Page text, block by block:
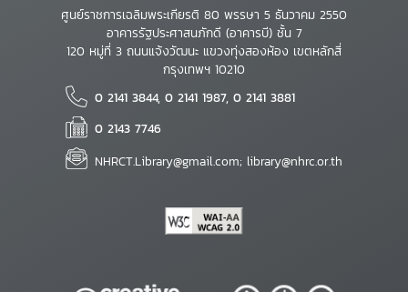
ศูนย์ราชการเฉลิมพระเกียรติ 80 พรรษา 5 ธันวาคม 2550
อาคารรัฐประศาสนภักดี (อาคารบี) ชั้น 7
120 หมู่ที่ 3 ถนนแจ้งวัฒนะ แขวงทุ่งสองห้อง เขตหลักสี่
กรุงเทพฯ 10210
0 2141 3844, 0 2141 1987, 0 2141 3881
0 2143 7746
NHRCT.Library@gmail.com; library@nhrc.or.th